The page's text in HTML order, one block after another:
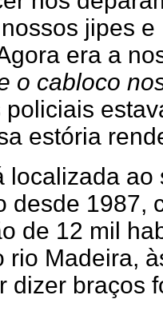
jipes
era a
o cabloco
policiais
estória
localizada ao
desde 1987,
de 12 mil
rio Madeira,
dizer braços